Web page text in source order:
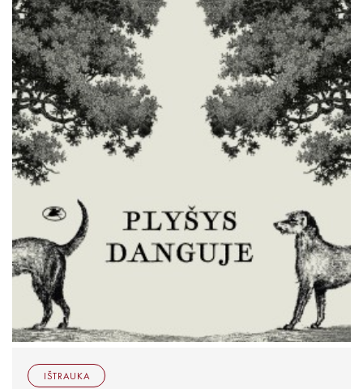
Esė
Pirmoji knyga (PK)
Lietuvių literatūros lobynas. XX amžius
Knygos vaikams ir paaugliams
Negrožinė literatūra
El. knygos
Audioknygos
Knygos su autografais
KNYGOS PIGIAU
Išparduota
IŠTRAUKA